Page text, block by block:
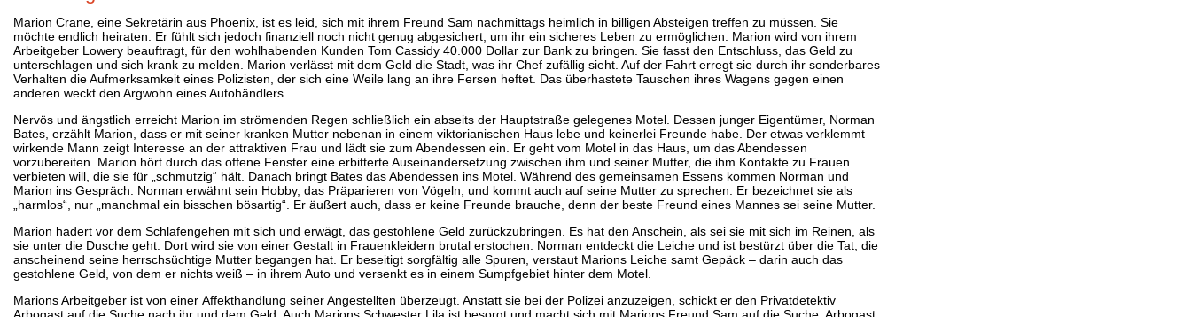
Marion Crane, eine Sekretärin aus Phoenix, ist es leid, sich mit ihrem Freund Sam nachmittags heimlich in billigen Absteigen treffen zu müssen. Sie
möchte endlich heiraten. Er fühlt sich jedoch finanziell noch nicht genug abgesichert, um ihr ein sicheres Leben zu ermöglichen. Marion wird von ihrem
Arbeitgeber Lowery beauftragt, für den wohlhabenden Kunden Tom Cassidy 40.000 Dollar zur Bank zu bringen. Sie fasst den Entschluss, das Geld zu
unterschlagen und sich krank zu melden. Marion verlässt mit dem Geld die Stadt, was ihr Chef zufällig sieht. Auf der Fahrt erregt sie durch ihr sonderbares
Verhalten die Aufmerksamkeit eines Polizisten, der sich eine Weile lang an ihre Fersen heftet. Das überhastete Tauschen ihres Wagens gegen einen
anderen weckt den Argwohn eines Autohändlers.
Nervös und ängstlich erreicht Marion im strömenden Regen schließlich ein abseits der Hauptstraße gelegenes Motel. Dessen junger Eigentümer, Norman
Bates, erzählt Marion, dass er mit seiner kranken Mutter nebenan in einem viktorianischen Haus lebe und keinerlei Freunde habe. Der etwas verklemmt
wirkende Mann zeigt Interesse an der attraktiven Frau und lädt sie zum Abendessen ein. Er geht vom Motel in das Haus, um das Abendessen
vorzubereiten. Marion hört durch das offene Fenster eine erbitterte Auseinandersetzung zwischen ihm und seiner Mutter, die ihm Kontakte zu Frauen
verbieten will, die sie für „schmutzig“ hält. Danach bringt Bates das Abendessen ins Motel. Während des gemeinsamen Essens kommen Norman und
Marion ins Gespräch. Norman erwähnt sein Hobby, das Präparieren von Vögeln, und kommt auch auf seine Mutter zu sprechen. Er bezeichnet sie als
„harmlos“, nur „manchmal ein bisschen bösartig“. Er äußert auch, dass er keine Freunde brauche, denn der beste Freund eines Mannes sei seine Mutter.
Marion hadert vor dem Schlafengehen mit sich und erwägt, das gestohlene Geld zurückzubringen. Es hat den Anschein, als sei sie mit sich im Reinen, als
sie unter die Dusche geht. Dort wird sie von einer Gestalt in Frauenkleidern brutal erstochen. Norman entdeckt die Leiche und ist bestürzt über die Tat, die
anscheinend seine herrschsüchtige Mutter begangen hat. Er beseitigt sorgfältig alle Spuren, verstaut Marions Leiche samt Gepäck – darin auch das
gestohlene Geld, von dem er nichts weiß – in ihrem Auto und versenkt es in einem Sumpfgebiet hinter dem Motel.
Marions Arbeitgeber ist von einer Affekthandlung seiner Angestellten überzeugt. Anstatt sie bei der Polizei anzuzeigen, schickt er den Privatdetektiv